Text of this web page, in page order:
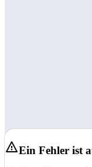
Ein Fehler ist